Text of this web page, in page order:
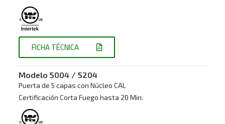
FICHA TÉCNICA
Modelo 5004 / 5204
Puerta de 5 capas con Núcleo CAL
Certificación Corta Fuego hasta 20 Min.